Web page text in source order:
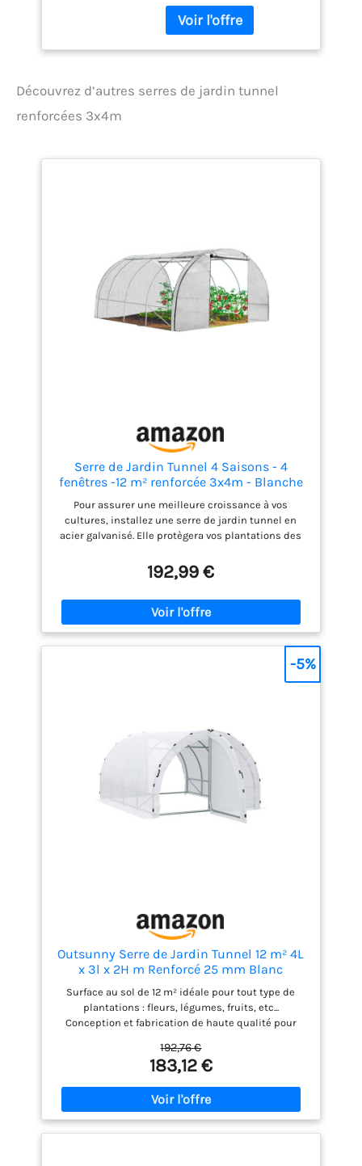
protègera vos plantations
des intempéries et des
Serre de jardin dotée de 8
pans d'aération latéraux.
hauteur 200 x longueur
400 x largeur 300 cm.
Dimensions de la porte
zippée : largeur 125 x
hauteur 180 cm. La
marque Terre Jardin
directe depuis notre
entrepôt dans la Loire
Découvrez d’autres serres de jardin tunnel
renforcées 3x4m
Serre de Jardin Tunnel 4 Saisons - 4
fenêtres -12 m² renforcée 3x4m - Blanche
Pour assurer une meilleure croissance à vos
cultures, installez une serre de jardin tunnel en
acier galvanisé. Elle protègera vos plantations des
la chaleur et la luminosité nécessaire. Serre de
jardin dotée de 8 fenêtres avec moustiquaire, d'une
porte d'entrée zippée et de 2 pans d'aération
latéraux. Facilitez l'accès à vos plants et favorisez
l'aération de votre serre. Dimensions de la serre :
hauteur 200 x longueur 400 x largeur 300 cm.
hauteur 180 cm. La marque Terre Jardin sélectionne
Loire
192,99 €
Outsunny Serre de Jardin Tunnel 12 m² 4L
x 3l x 2H m Renforcé 25 mm Blanc
Surface au sol de 12 m² idéale pour tout type de
plantations : fleurs, légumes, fruits, etc...
Conception et fabrication de haute qualité pour
renforcé diamètre 25 mm en acier galvanisé +
bâche anti-UV en polyéthylène rallongée 140 g/m²
pour une installation optimisée avec ancrage au sol
Protection assurée contre les aléas climatiques, les
oiseaux, les rayons UV, etc... Système novateur de
fixation de la bâche au châssis tubulaire au moyen
192,76 €
183,12 €
-5%